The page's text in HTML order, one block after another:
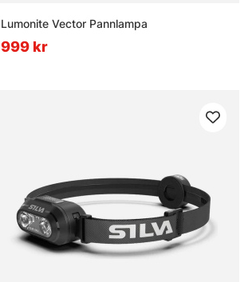
Lumonite Vector Pannlampa
999 kr